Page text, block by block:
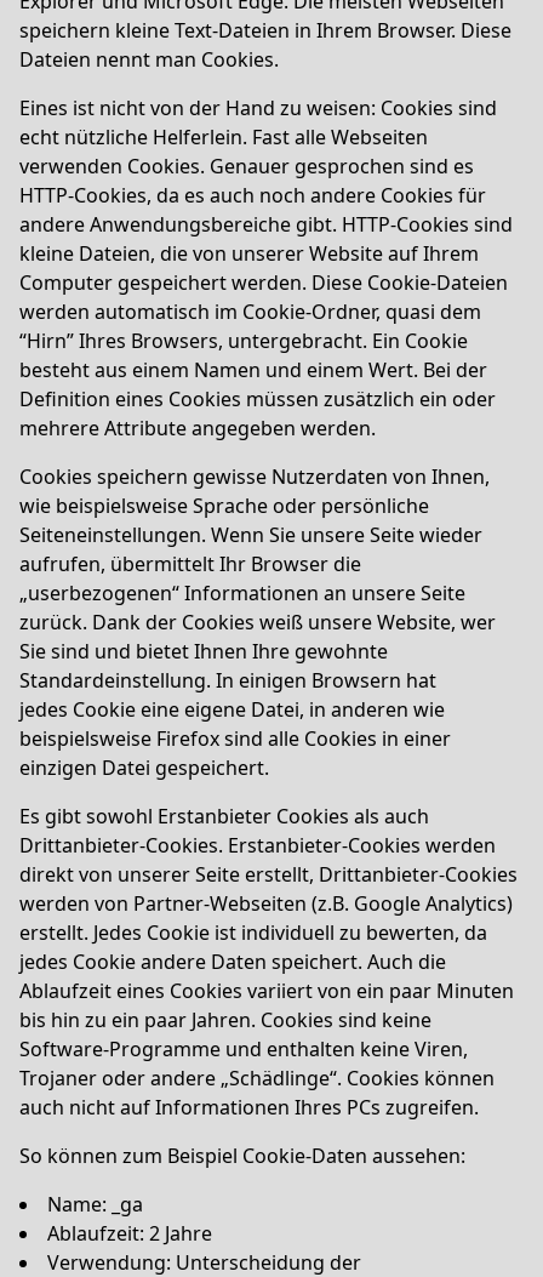
speichern kleine Text-Dateien in Ihrem Browser. Diese
Dateien nennt man Cookies.
Eines ist nicht von der Hand zu weisen: Cookies sind
echt nützliche Helferlein. Fast alle Webseiten
verwenden Cookies. Genauer gesprochen sind es
HTTP-Cookies, da es auch noch andere Cookies für
andere Anwendungsbereiche gibt. HTTP-Cookies sind
kleine Dateien, die von unserer Website auf Ihrem
Computer gespeichert werden. Diese Cookie-Dateien
werden automatisch im Cookie-Ordner, quasi dem
“Hirn” Ihres Browsers, untergebracht. Ein Cookie
besteht aus einem Namen und einem Wert. Bei der
Definition eines Cookies müssen zusätzlich ein oder
mehrere Attribute angegeben werden.
Cookies speichern gewisse Nutzerdaten von Ihnen,
wie beispielsweise Sprache oder persönliche
Seiteneinstellungen. Wenn Sie unsere Seite wieder
aufrufen, übermittelt Ihr Browser die
„userbezogenen“ Informationen an unsere Seite
zurück. Dank der Cookies weiß unsere Website, wer
Sie sind und bietet Ihnen Ihre gewohnte
Standardeinstellung. In einigen Browsern hat
jedes Cookie eine eigene Datei, in anderen wie
beispielsweise Firefox sind alle Cookies in einer
einzigen Datei gespeichert.
Es gibt sowohl Erstanbieter Cookies als auch
Drittanbieter-Cookies. Erstanbieter-Cookies werden
direkt von unserer Seite erstellt, Drittanbieter-Cookies
werden von Partner-Webseiten (z.B. Google Analytics)
erstellt. Jedes Cookie ist individuell zu bewerten, da
jedes Cookie andere Daten speichert. Auch die
Ablaufzeit eines Cookies variiert von ein paar Minuten
bis hin zu ein paar Jahren. Cookies sind keine
Software-Programme und enthalten keine Viren,
Trojaner oder andere „Schädlinge“. Cookies können
auch nicht auf Informationen Ihres PCs zugreifen.
So können zum Beispiel Cookie-Daten aussehen:
Name: _ga
Ablaufzeit: 2 Jahre
Verwendung: Unterscheidung der